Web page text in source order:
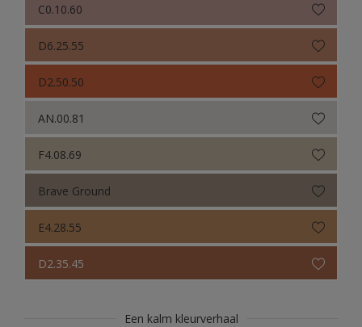
Colour Futures 2020
Sikkens Colour Futures 2019
Sikkens Colour Futures 2018
C0.10.60
D6.25.55
D2.50.50
AN.00.81
F4.08.69
Brave Ground
E4.28.55
D2.35.45
Een kalm kleurverhaal